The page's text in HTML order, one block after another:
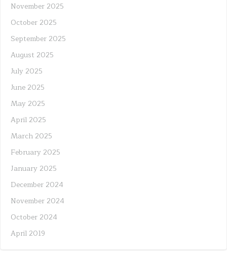
November 2025
October 2025
September 2025
August 2025
July 2025
June 2025
May 2025
April 2025
March 2025
February 2025
January 2025
December 2024
November 2024
October 2024
April 2019